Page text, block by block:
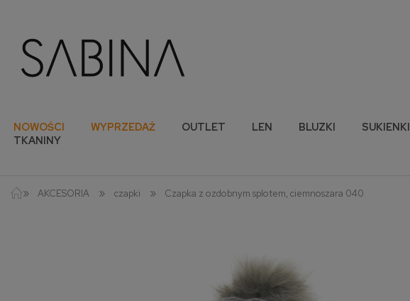
NOWOŚCI WYPRZEDAŻ OUTLET LEN BLUZKI SUKIENKI
TKANINY
» AKCESORIA » czapki » Czapka z ozdobnym splotem, ciemnoszara 040